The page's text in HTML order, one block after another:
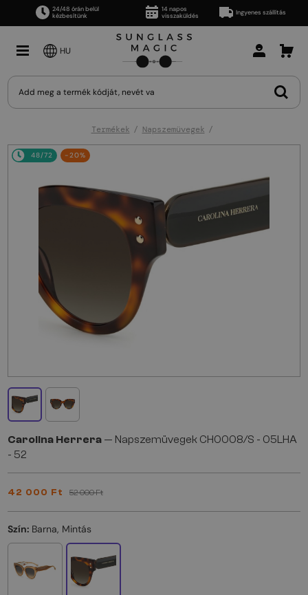
24/48 órán belül
kézbesítünk
14 napos
visszaküldés
Ingyenes szállítás
HU
Termékek Napszemüvegek
48/72 -20%
Carolina Herrera — Napszemüvegek CH0008/S - 05LHA
- 52
42 000 Ft 52 000 Ft
Szín: Barna, Mintás